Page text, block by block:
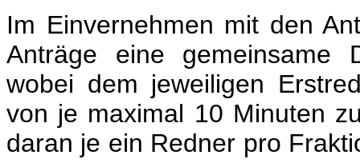
Im Einvernehmen mit den
Anträge eine gemeinsame
wobei dem jeweiligen
von je maximal 10 Minuten
daran je ein Redner pro